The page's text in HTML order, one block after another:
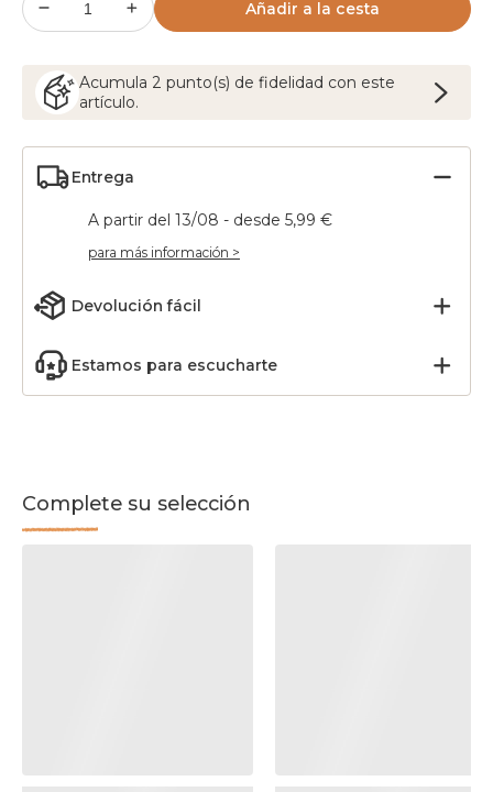
Añadir a la cesta
Acumula 2 punto(s) de fidelidad con este
artículo.
Entrega
A partir del 13/08 - desde 5,99 €
para más información >
Devolución fácil
Estamos para escucharte
Complete su selección